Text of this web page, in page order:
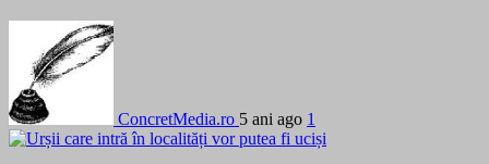
ConcretMedia.ro 5 ani ago 1